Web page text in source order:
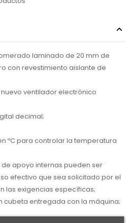
laminado de 20 mm de
con revestimiento aislante de
ventilador electrónico
decimal;
ºC para controlar la temperatura
apoyo internas pueden ser
efectivo que sea solicitado por el
las exigencias específicas;
cubeta entregada con la máquina;